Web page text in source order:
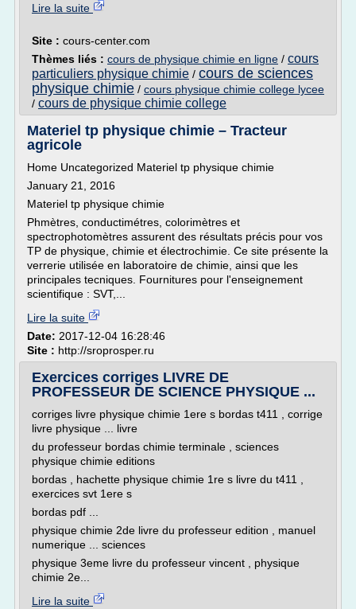
Lire la suite
Site : cours-center.com
Thèmes liés : cours de physique chimie en ligne / cours
particuliers physique chimie / cours de sciences
physique chimie / cours physique chimie college lycee
/ cours de physique chimie college
Materiel tp physique chimie – Tracteur
agricole
Home Uncategorized Materiel tp physique chimie
January 21, 2016
Materiel tp physique chimie
Phmètres, conductimétres, colorimètres et
spectrophotomètres assurent des résultats précis pour vos
TP de physique, chimie et électrochimie. Ce site présente la
verrerie utilisée en laboratoire de chimie, ainsi que les
principales tecniques. Fournitures pour l'enseignement
scientifique : SVT,...
Lire la suite
Date: 2017-12-04 16:28:46
Site : http://sroprosper.ru
Exercices corriges LIVRE DE
PROFESSEUR DE SCIENCE PHYSIQUE ...
corriges livre physique chimie 1ere s bordas t411 , corrige
livre physique ... livre
du professeur bordas chimie terminale , sciences
physique chimie editions
bordas , hachette physique chimie 1re s livre du t411 ,
exercices svt 1ere s
bordas pdf ...
physique chimie 2de livre du professeur edition , manuel
numerique ... sciences
physique 3eme livre du professeur vincent , physique
chimie 2e...
Lire la suite